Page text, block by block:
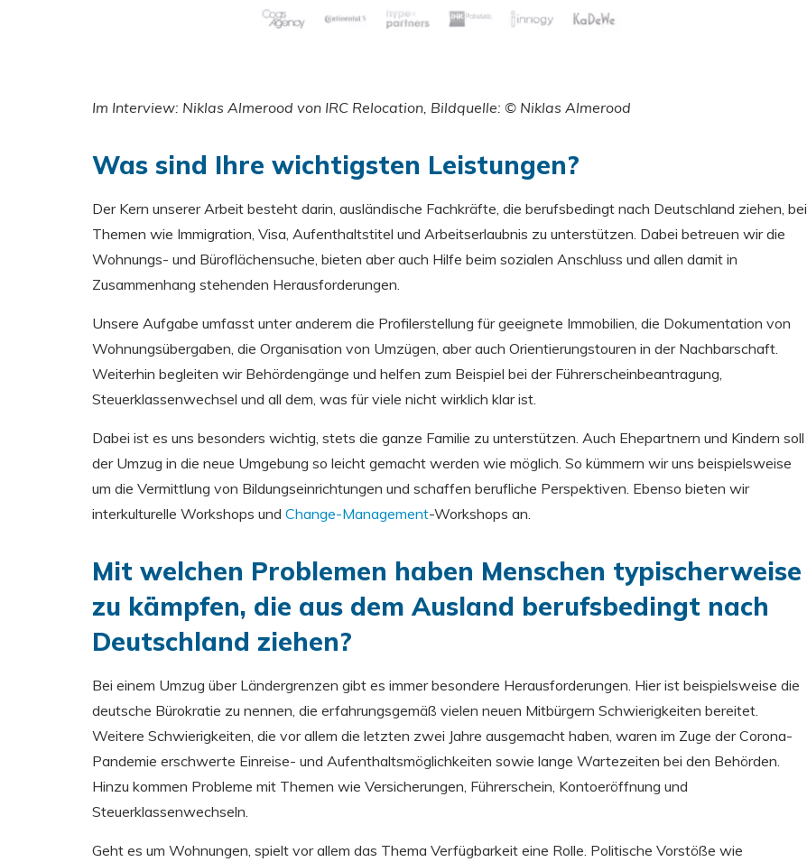
Im Interview: Niklas Almerood von IRC Relocation, Bildquelle: © Niklas Almerood
Was sind Ihre wichtigsten Leistungen?
Der Kern unserer Arbeit besteht darin, ausländische Fachkräfte, die berufsbedingt nach Deutschland ziehen, bei
Themen wie Immigration, Visa, Aufenthaltstitel und Arbeitserlaubnis zu unterstützen. Dabei betreuen wir die
Wohnungs- und Büroflächensuche, bieten aber auch Hilfe beim sozialen Anschluss und allen damit in
Zusammenhang stehenden Herausforderungen.
Unsere Aufgabe umfasst unter anderem die Profilerstellung für geeignete Immobilien, die Dokumentation von
Wohnungsübergaben, die Organisation von Umzügen, aber auch Orientierungstouren in der Nachbarschaft.
Weiterhin begleiten wir Behördengänge und helfen zum Beispiel bei der Führerscheinbeantragung,
Steuerklassenwechsel und all dem, was für viele nicht wirklich klar ist.
Dabei ist es uns besonders wichtig, stets die ganze Familie zu unterstützen. Auch Ehepartnern und Kindern soll
der Umzug in die neue Umgebung so leicht gemacht werden wie möglich. So kümmern wir uns beispielsweise
um die Vermittlung von Bildungseinrichtungen und schaffen berufliche Perspektiven. Ebenso bieten wir
interkulturelle Workshops und Change-Management-Workshops an.
Mit welchen Problemen haben Menschen typischerweise
zu kämpfen, die aus dem Ausland berufsbedingt nach
Deutschland ziehen?
Bei einem Umzug über Ländergrenzen gibt es immer besondere Herausforderungen. Hier ist beispielsweise die
deutsche Bürokratie zu nennen, die erfahrungsgemäß vielen neuen Mitbürgern Schwierigkeiten bereitet.
Weitere Schwierigkeiten, die vor allem die letzten zwei Jahre ausgemacht haben, waren im Zuge der Corona-
Pandemie erschwerte Einreise- und Aufenthaltsmöglichkeiten sowie lange Wartezeiten bei den Behörden.
Hinzu kommen Probleme mit Themen wie Versicherungen, Führerschein, Kontoeröffnung und
Steuerklassenwechseln.
Geht es um Wohnungen, spielt vor allem das Thema Verfügbarkeit eine Rolle. Politische Vorstöße wie